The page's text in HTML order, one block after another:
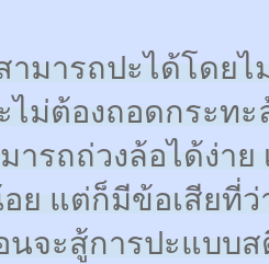
ามารถปะได้โดยไ
ไม่ต้องถอดกระทะ
ารถถ่วงล้อได้ง่า
ย แต่ก็มีข้อเสียที่
จะสู้การปะแบบ